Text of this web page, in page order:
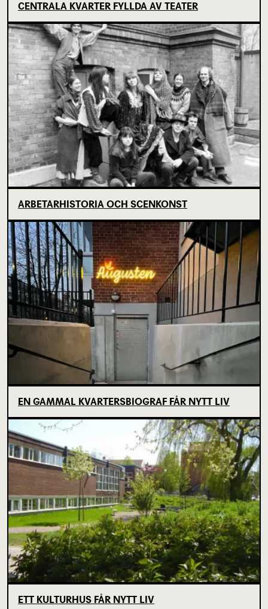
CENTRALA KVARTER FYLLDA AV TEATER
ARBETARHISTORIA OCH SCENKONST
EN GAMMAL KVARTERSBIOGRAF FÅR NYTT LIV
ETT KULTURHUS FÅR NYTT LIV